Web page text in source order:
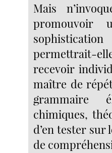
Mais
promouvoir
permettrait-
recevoir
maître de
grammaire
chimiques,
d’en tester sur
de